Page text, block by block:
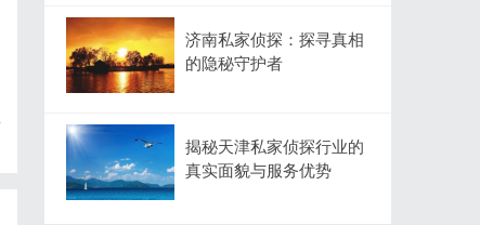
济南私家侦探：探寻真相
的隐秘守护者
揭秘天津私家侦探行业的
真实面貌与服务优势